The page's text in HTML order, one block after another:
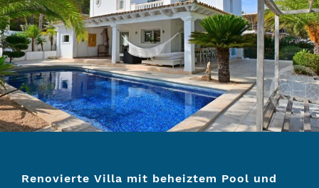
Renovierte Villa mit beheiztem Pool und